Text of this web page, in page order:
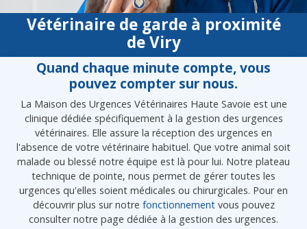
Vétérinaire de garde à proximité
de Viry
Quand chaque minute compte, vous
pouvez compter sur nous.
La Maison des Urgences Vétérinaires Haute Savoie est une
clinique dédiée spécifiquement à la gestion des urgences
vétérinaires. Elle assure la réception des urgences en
l'absence de votre vétérinaire habituel. Que votre animal soit
malade ou blessé notre équipe est là pour lui. Notre plateau
technique de pointe, nous permet de gérer toutes les
urgences qu'elles soient médicales ou chirurgicales. Pour en
découvrir plus sur notre fonctionnementvous pouvez
consulter notre page dédiée à la gestion des urgences.